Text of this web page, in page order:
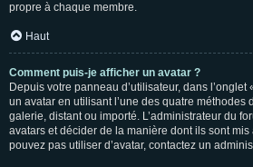
propre à chaque membre.
Haut
Comment puis-je afficher un avatar ?
Depuis votre panneau d’utilisateur, dans
un avatar en utilisant l’une des quatre méthodes
galerie, distant ou importé. L’administrateur du
avatars et décider de la manière dont ils sont
pouvez pas utiliser d’avatar, contactez un